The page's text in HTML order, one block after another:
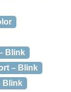
Blink
– Blink
Blink